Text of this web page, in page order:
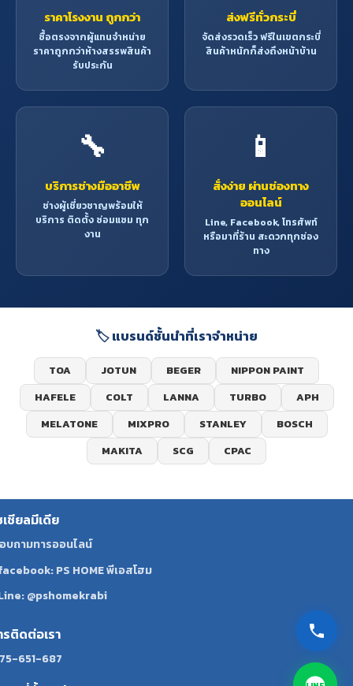
ราคาโรงงาน ถูกกว่า
ซื้อตรงจากผู้แทนจำหน่าย
ราคาถูกกว่าห้างสรรพสินค้า
รับประกัน
ส่งฟรีทั่วกระบี่
จัดส่งรวดเร็ว ฟรีในเขตกระบี่
สินค้าหนักก็ส่งถึงหน้าบ้าน
🔧
บริการช่างมืออาชีพ
ช่างผู้เชี่ยวชาญพร้อมให้
บริการ ติดตั้ง ซ่อมแซม ทุก
งาน
📱
สั่งง่าย ผ่านช่องทาง
ออนไลน์
Line, Facebook, โทรศัพท์
หรือมาที่ร้าน สะดวกทุกช่อง
ทาง
🏷️ แบรนด์ชั้นนำที่เราจำหน่าย
TOA JOTUN BEGER
NIPPON PAINT
HAFELE
COLT LANNA TURBO
APH
MELATONE
MIXPRO STANLEY
BOSCH
MAKITA
SCG CPAC
เชียลมีเดีย
บถามทารออนไลน์
PS HOME พีเอสโฮม
@pshomekrabi
รติดต่อเรา
651-687